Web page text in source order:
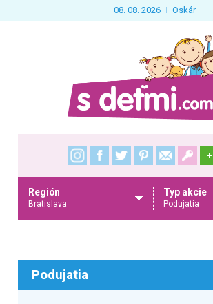
08. 08. 2026 Oskár
+
Región
Bratislava
Typ akcie
Podujatia
Podujatia